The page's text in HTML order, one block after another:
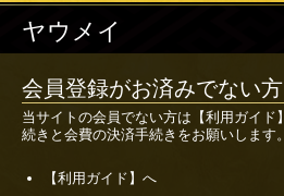
ヤウメイ
会員登録がお済みでない方
当サイトの会員でない方は 【利用ガイド】
続きと会費の決済手続きをお願いします。
【利用ガイド】へ